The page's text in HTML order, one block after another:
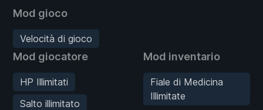
Mod gioco
Velocità di gioco
Mod giocatore
HP Illimitati
Salto illimitato
Mod inventario
Fiale di Medicina
Illimitate